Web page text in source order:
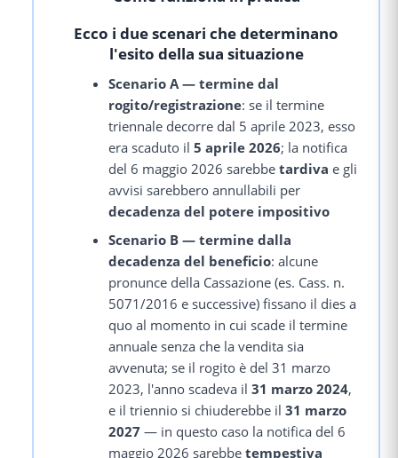
Ecco i due scenari che determinano
l'esito della sua situazione
Scenario A — termine dal
rogito/registrazione: se il termine
triennale decorre dal 5 aprile 2023, esso
era scaduto il5 aprile 2026; la notifica
del 6 maggio 2026 sarebbetardiva e gli
avvisi sarebbero annullabili per
decadenza del potere impositivo
Scenario B — termine dalla
decadenza del beneficio: alcune
pronunce della Cassazione (es. Cass. n.
5071/2016 e successive) fissano il dies a
quo al momento in cui scade il termine
annuale senza che la vendita sia
avvenuta; se il rogito è del 31 marzo
2023, l'anno scadeva il31 marzo 2024,
e il triennio si chiuderebbe il31 marzo
2027 — in questo caso la notifica del 6
maggio 2026 sarebbetempestiva